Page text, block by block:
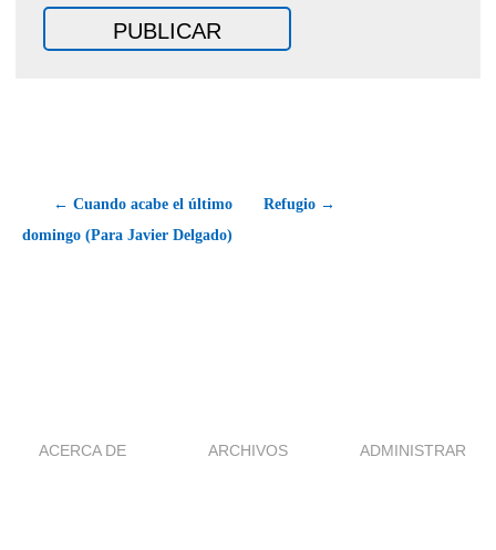
← Cuando acabe el último
domingo (Para Javier Delgado)
Refugio →
ACERCA DE ARCHIVOS ADMINISTRAR